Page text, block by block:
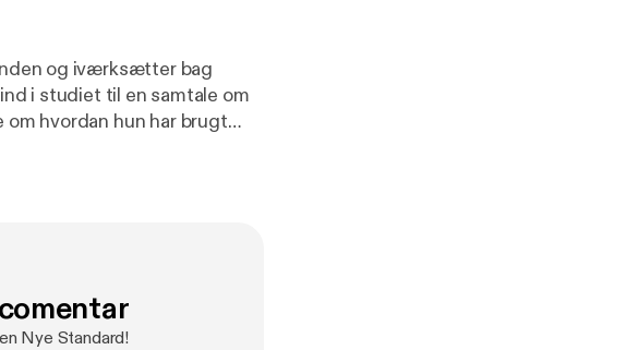
og iværksætter bag
i studiet til en samtale om
hvordan hun har brugt
Nye Standard!